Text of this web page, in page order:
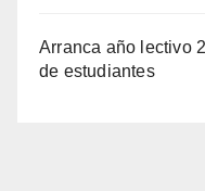
Arranca año lectivo
de estudiantes